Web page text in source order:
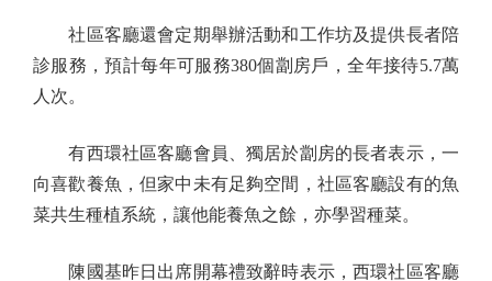
社區客廳還會定期舉辦活動和工作坊及提供長者陪
診服務，預計每年可服務380個劏房戶，全年接待5.7萬
人次。
有西環社區客廳會員、獨居於劏房的長者表示，一
向喜歡養魚，但家中未有足夠空間，社區客廳設有的魚
菜共生種植系統，讓他能養魚之餘，亦學習種菜。
陳國基昨日出席開幕禮致辭時表示，西環社區客廳